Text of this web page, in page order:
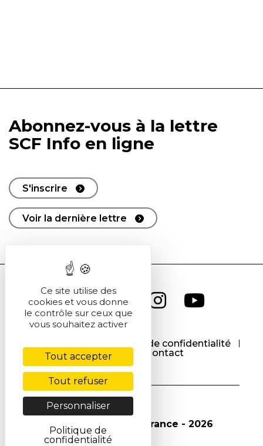
Abonnez-vous à la lettre
SCF Info en ligne
S'inscrire
Voir la dernière lettre
Politique de confidentialité
Cookies
Contact
© Société Chimique de France - 2026
Ce site utilise des
cookies et vous donne
le contrôle sur ceux que
vous souhaitez activer
Tout accepter
Tout refuser
Personnaliser
Politique de
confidentialité